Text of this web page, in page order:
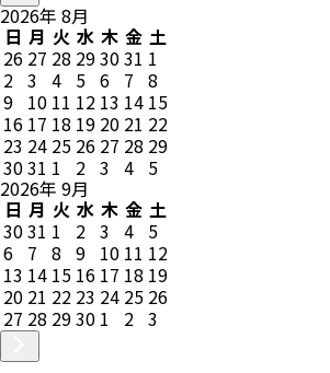
2026年 8月
日 月 火 水 木 金 土
26 27 28 293031 1
2 3 4 5 6 7 8
9 10 11 12 13 14 15
16 17 18 19 20 21 22
23 24 25 26 27 28 29
3031 1 2 3 4 5
2026年 9月
日 月 火 水 木 金 土
3031 1 2 3 4 5
6 7 8 9 10 11 12
13 14 15 16 17 18 19
20 21 22 23 24 25 26
27 28 2930 1 2 3